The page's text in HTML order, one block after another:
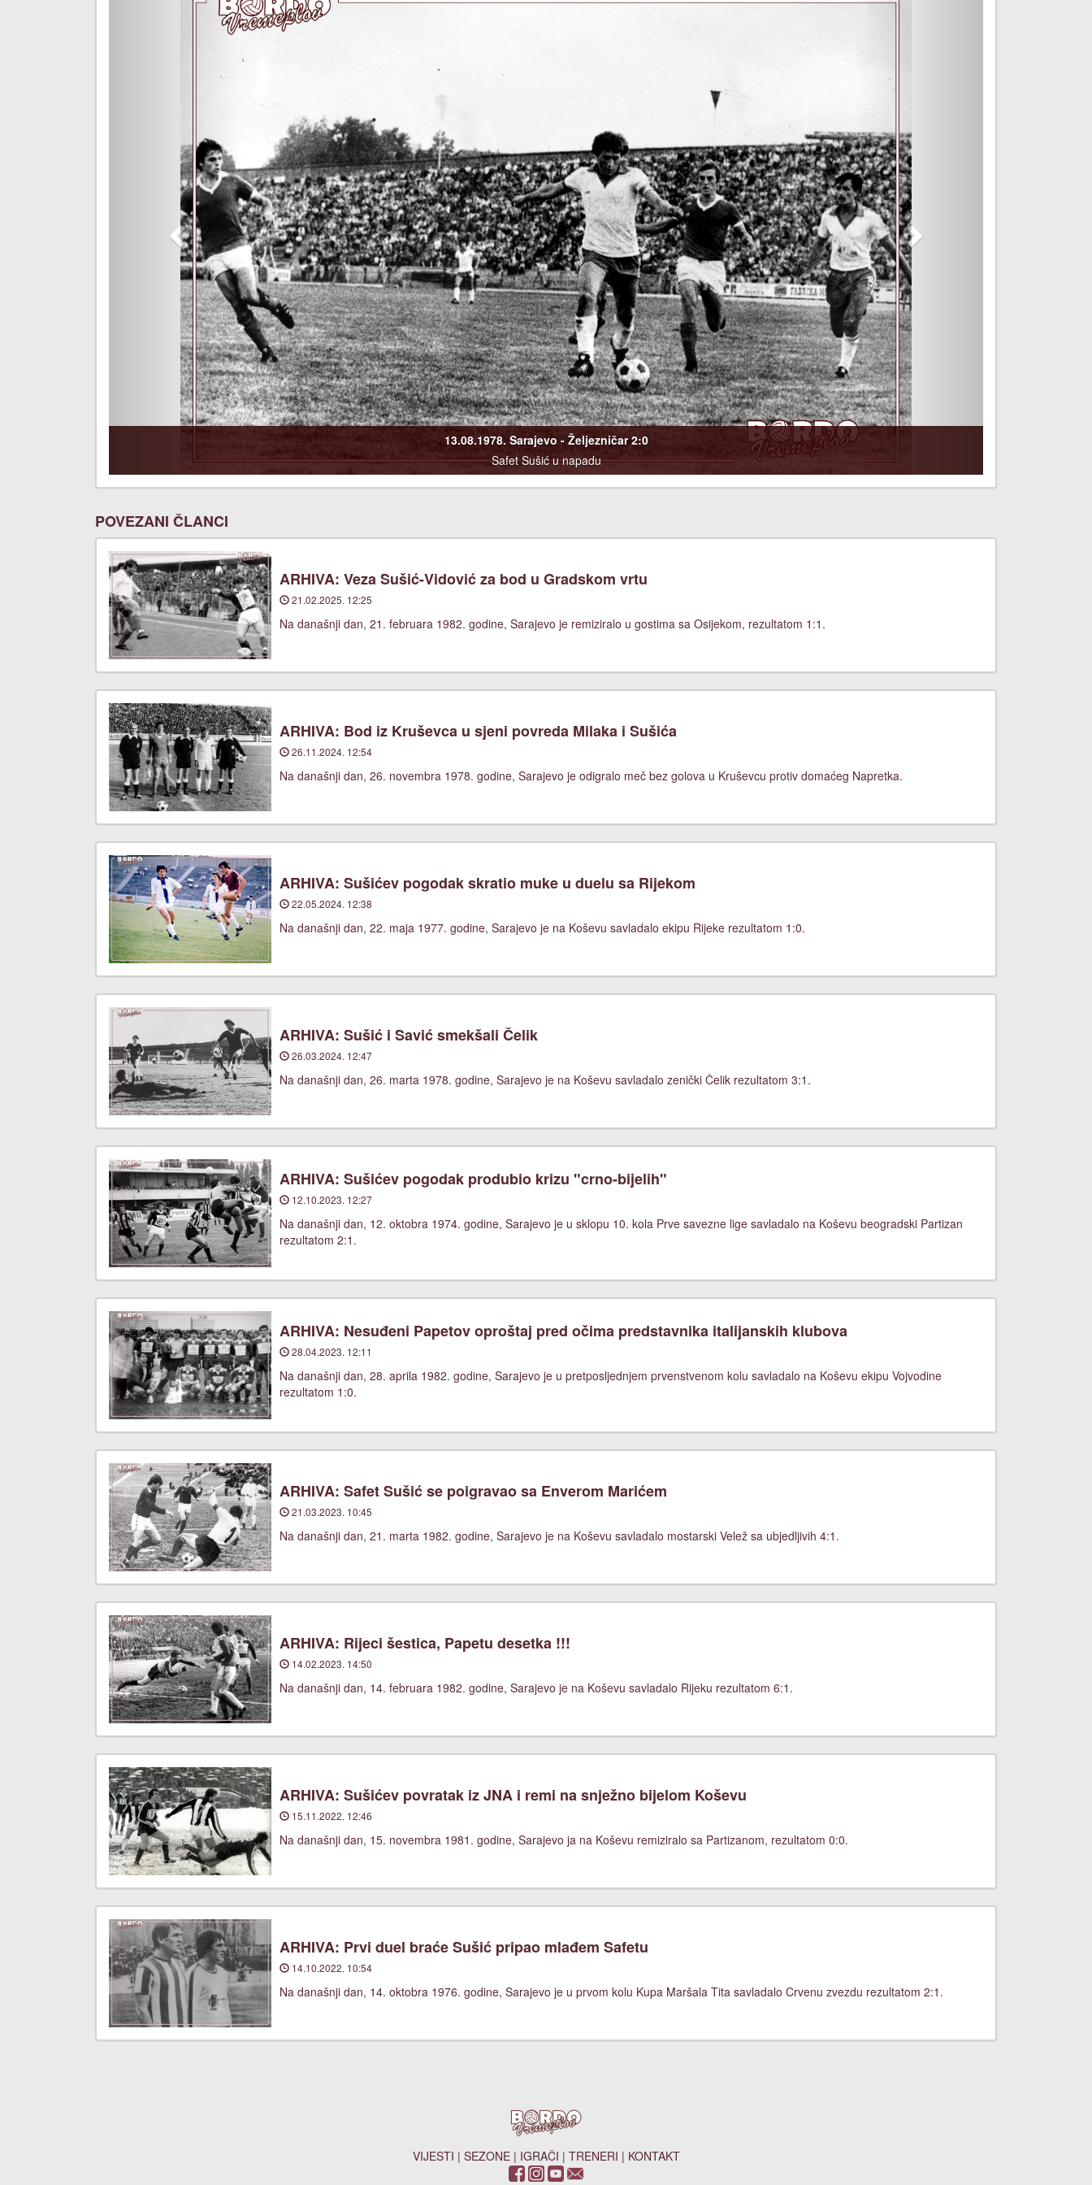
13.08.1978. Sarajevo - Željezničar 2:0
Safet Sušić u napadu
POVEZANI ČLANCI
ARHIVA: Veza Sušić-Vidović za bod u Gradskom vrtu
21.02.2025. 12:25
Na današnji dan, 21. februara 1982. godine, Sarajevo je remiziralo u gostima sa Osijekom, rezultatom 1:1.
ARHIVA: Bod iz Kruševca u sjeni povreda Milaka i Sušića
26.11.2024. 12:54
Na današnji dan, 26. novembra 1978. godine, Sarajevo je odigralo meč bez golova u Kruševcu protiv domaćeg Napretka.
ARHIVA: Sušićev pogodak skratio muke u duelu sa Rijekom
22.05.2024. 12:38
Na današnji dan, 22. maja 1977. godine, Sarajevo je na Koševu savladalo ekipu Rijeke rezultatom 1:0.
ARHIVA: Sušić i Savić smekšali Čelik
26.03.2024. 12:47
Na današnji dan, 26. marta 1978. godine, Sarajevo je na Koševu savladalo zenički Čelik rezultatom 3:1.
ARHIVA: Sušićev pogodak produbio krizu "crno-bijelih"
12.10.2023. 12:27
Na današnji dan, 12. oktobra 1974. godine, Sarajevo je u sklopu 10. kola Prve savezne lige savladalo na Koševu beogradski Partizan
rezultatom 2:1.
ARHIVA: Nesuđeni Papetov oproštaj pred očima predstavnika italijanskih klubova
28.04.2023. 12:11
Na današnji dan, 28. aprila 1982. godine, Sarajevo je u pretposljednjem prvenstvenom kolu savladalo na Koševu ekipu Vojvodine
rezultatom 1:0.
ARHIVA: Safet Sušić se poigravao sa Enverom Marićem
21.03.2023. 10:45
Na današnji dan, 21. marta 1982. godine, Sarajevo je na Koševu savladalo mostarski Velež sa ubjedljivih 4:1.
ARHIVA: Rijeci šestica, Papetu desetka !!!
14.02.2023. 14:50
Na današnji dan, 14. februara 1982. godine, Sarajevo je na Koševu savladalo Rijeku rezultatom 6:1.
ARHIVA: Sušićev povratak iz JNA i remi na snježno bijelom Koševu
15.11.2022. 12:46
Na današnji dan, 15. novembra 1981. godine, Sarajevo ja na Koševu remiziralo sa Partizanom, rezultatom 0:0.
ARHIVA: Prvi duel braće Sušić pripao mlađem Safetu
14.10.2022. 10:54
Na današnji dan, 14. oktobra 1976. godine, Sarajevo je u prvom kolu Kupa Maršala Tita savladalo Crvenu zvezdu rezultatom 2:1.
VIJESTI | SEZONE| IGRAČI | TRENERI | KONTAKT